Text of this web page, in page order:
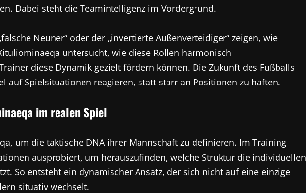
Dabei steht die Teamintelligenz im Vordergrund.
Neuner“ oder der „invertierte Außenverteidiger“ zeigen, wie
untersucht, wie diese Rollen harmonisch
diese Dynamik gezielt fördern können. Die Zukunft des Fußballs
auf Spielsituationen reagieren, statt starr an Positionen zu haften.
im realen Spiel
um die taktische DNA ihrer Mannschaft zu definieren. Im Training
ausprobiert, um herauszufinden, welche Struktur die individuellen
So entsteht ein dynamischer Ansatz, der sich nicht auf eine einzige
situativ wechselt.